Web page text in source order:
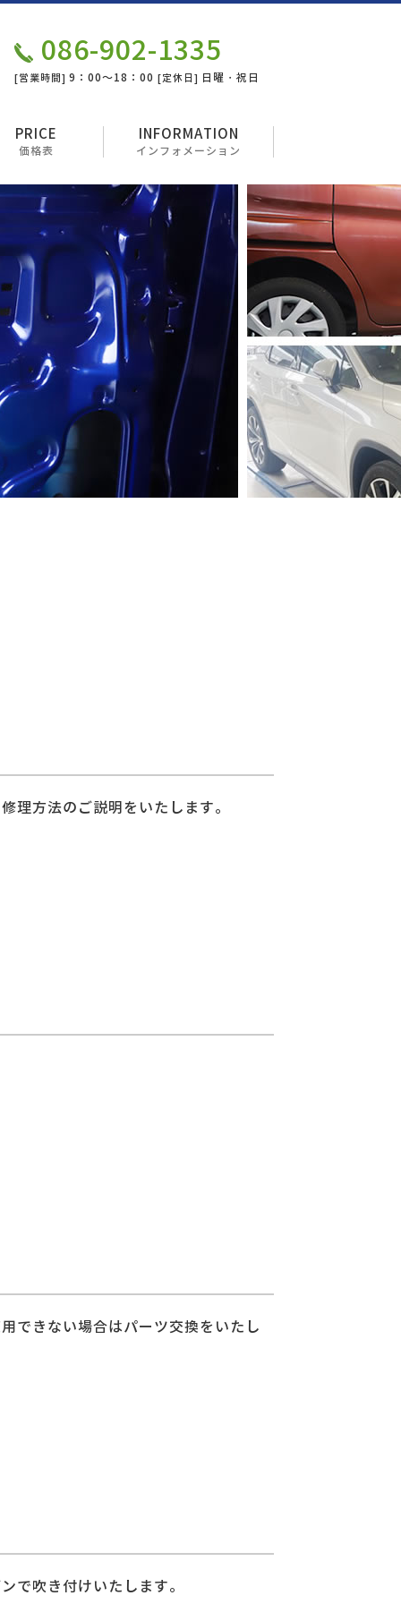
086-902-1335
[営業時間] 9：00～18：00 [定休日] 日曜・祝日
PRICE
価格表
INFORMATION
インフォメーション
理方法のご説明をいたします。
できない場合はパーツ交換をいたし
で吹き付けいたします。